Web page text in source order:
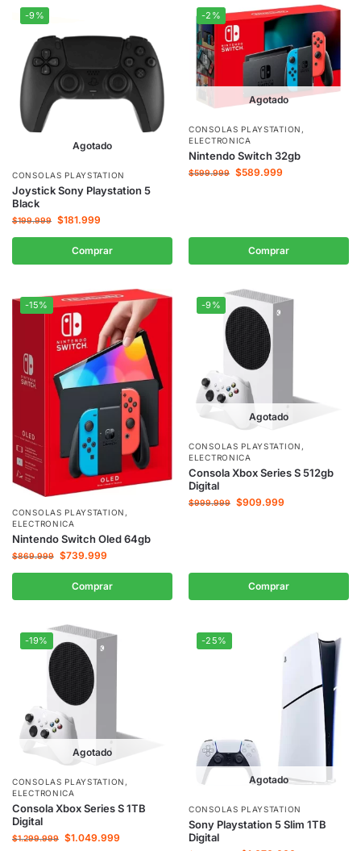
-9%
Agotado
CONSOLAS PLAYSTATION
Joystick Sony Playstation 5
Black
$199.999 $181.999
Comprar
-2%
Agotado
CONSOLAS PLAYSTATION ,
ELECTRONICA
Nintendo Switch 32gb
$599.999 $589.999
Comprar
-15%
CONSOLAS PLAYSTATION ,
ELECTRONICA
Nintendo Switch Oled 64gb
$869.999 $739.999
Comprar
-9%
Agotado
CONSOLAS PLAYSTATION ,
ELECTRONICA
Consola Xbox Series S 512gb
Digital
$999.999 $909.999
Comprar
-19%
Agotado
CONSOLAS PLAYSTATION ,
ELECTRONICA
Consola Xbox Series S 1TB
Digital
$1.299.999 $1.049.999
-25%
Agotado
CONSOLAS PLAYSTATION
Sony Playstation 5 Slim 1TB
Digital